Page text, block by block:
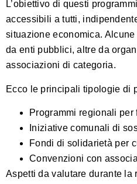
L’obiettivo di questi
accessibili a tutti,
situazione economica.
da enti pubblici, altre da
associazioni di categoria.
Ecco le principali tipologie di
Programmi regionali per
Iniziative comunali di
Fondi di solidarietà per
Convenzioni con
Aspetti da valutare durante la